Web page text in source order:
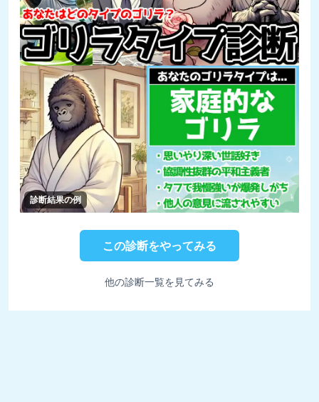
診断結果の例
この診断をやってみる
他の診断一覧を見てみる